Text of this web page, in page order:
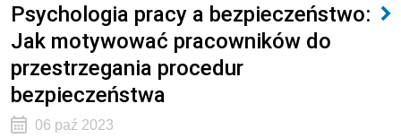
Psychologia pracy a bezpieczeństwo:
Jak motywować pracowników do
przestrzegania procedur
bezpieczeństwa
06 paź 2023